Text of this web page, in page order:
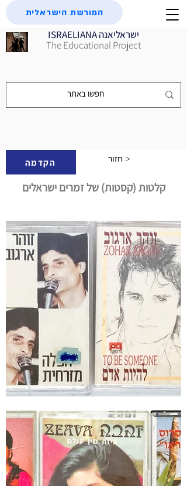
ISRAELIANA ישראליאנה
The Educational Project
המורשת הישראלית
הקדמה חזור >
קלטות (קסטות) של זמרים ישראלים